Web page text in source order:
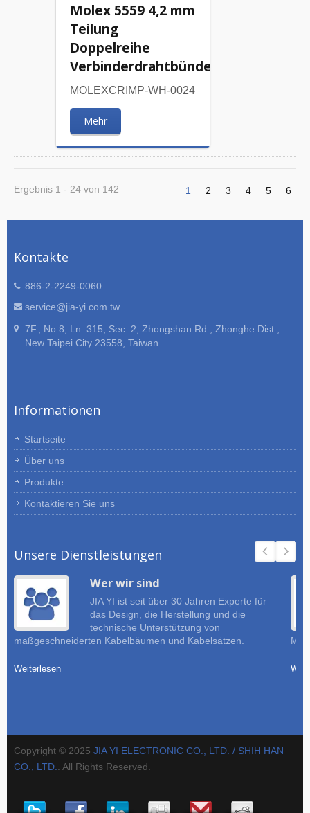
Molex 5559 4,2 mm
Teilung
Doppelreihe
Verbinderdrahtbündel
MOLEXCRIMP-WH-0024
Mehr
Ergebnis 1 - 24 von 142 1 2 3 4 5 6
Kontakte
886-2-2249-0060
service@jia-yi.com.tw
7F., No.8, Ln. 315, Sec. 2, Zhongshan Rd., Zhonghe Dist.,
New Taipei City 23558, Taiwan
Informationen
Startseite
Über uns
Produkte
Kontaktieren Sie uns
Unsere Dienstleistungen
Wer wir sind
JIA YI ist seit über 30 Jahren Experte für
das Design, die Herstellung und die
technische Unterstützung von
maßgeschneiderten Kabelbäumen und Kabelsätzen.
Weiterlesen
Copyright © 2025 JIA YI ELECTRONIC CO., LTD. / SHIH HAN
CO., LTD.. All Rights Reserved.